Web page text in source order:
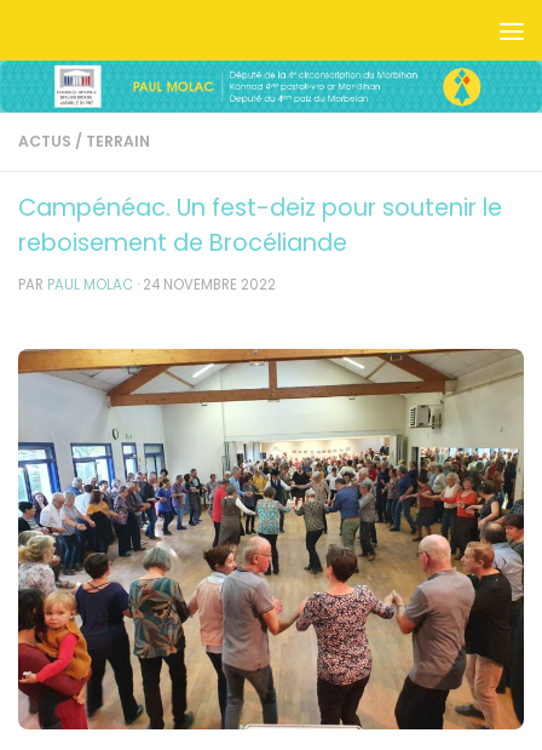
ACTUS / TERRAIN
Campénéac. Un fest-deiz pour soutenir le
reboisement de Brocéliande
PAR PAUL MOLAC · 24 NOVEMBRE 2022